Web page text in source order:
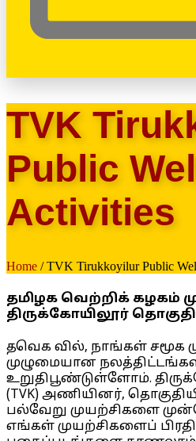
TVK
Public
Activities
Home / TVK Tirukkoyilur Public
தமிழக வெற்றிக் கழகம்
திருக்கோயிலூர்
தவெக வில், நாங்கள் சமூக
முழுமையான
உறுதிபூண்டுள்ளோம்.
(TVK) அணியினர்,
பல்வேறு முயற்சிகளை
எங்கள் முயற்சிகளைப்